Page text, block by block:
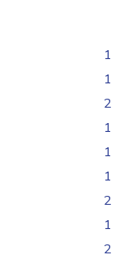
1
1
2
1
1
1
2
1
2